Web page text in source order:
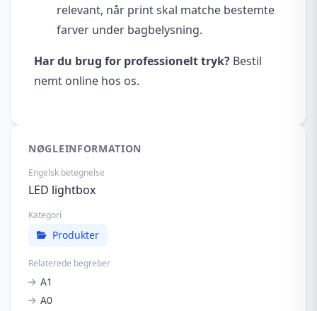
relevant, når print skal matche bestemte
farver under bagbelysning.
Har du brug for professionelt tryk? Bestil
nemt online hos os.
NØGLEINFORMATION
Engelsk betegnelse
LED lightbox
Kategori
Produkter
Relaterede begreber
A1
A0